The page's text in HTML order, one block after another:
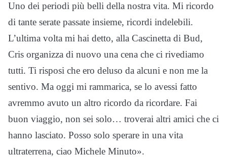
Uno dei periodi più belli della nostra vita. Mi ricordo
di tante serate passate insieme, ricordi indelebili.
L’ultima volta mi hai detto, alla Cascinetta di Bud,
Cris organizza di nuovo una cena che ci rivediamo
tutti. Ti risposi che ero deluso da alcuni e non me la
sentivo. Ma oggi mi rammarica, se lo avessi fatto
avremmo avuto un altro ricordo da ricordare. Fai
buon viaggio, non sei solo… troverai altri amici che ci
hanno lasciato. Posso solo sperare in una vita
ultraterrena, ciao Michele Minuto».